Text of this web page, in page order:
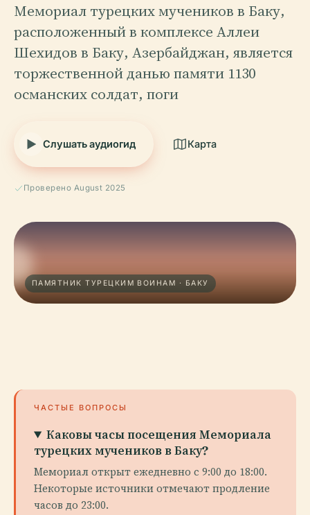
Мемориал турецких мучеников в Баку,
расположенный в комплексе Аллеи
Шехидов в Баку, Азербайджан, является
торжественной данью памяти 1130
османских солдат, поги
Слушать аудиогид Карта
Проверено August 2025
ПАМЯТНИК ТУРЕЦКИМ ВОИНАМ · БАКУ
ЧАСТЫЕ ВОПРОСЫ
Каковы часы посещения Мемориала
турецких мучеников в Баку?
Мемориал открыт ежедневно с 9:00 до 18:00.
Некоторые источники отмечают продление
часов до 23:00.